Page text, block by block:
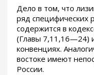
Дело в том, что
ряд специфических
содержится в
(Главы 7,11,16—24)
конвенциях.
востоке имеют
России.